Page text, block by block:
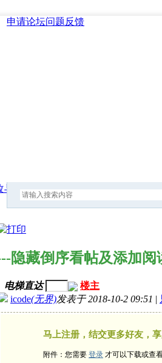
申请论坛问题反馈
美化
» 仿X系列----隐藏倒序看帖及
隐藏倒序看帖及添加
电梯直达
楼主
icode(无界)发表于 2018-10-2 09:51 |
马上注册，结交更多好友，
附件：您需要 登录 才可以下载或查